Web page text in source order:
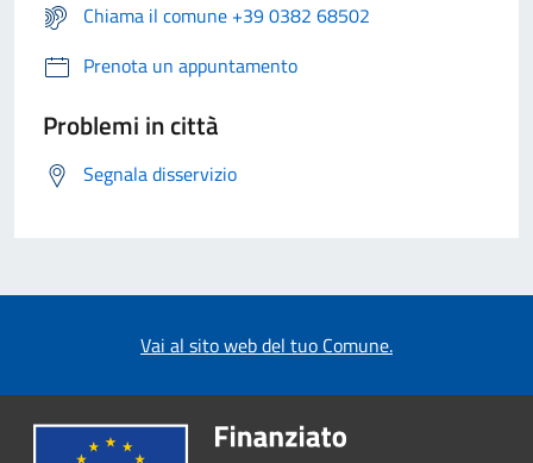
Chiama il comune +39 0382 68502
Prenota un appuntamento
Problemi in città
Segnala disservizio
Vai al sito web del tuo Comune.